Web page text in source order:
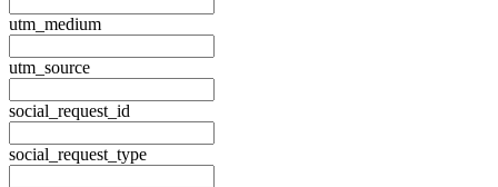
utm_medium
utm_source
social_request_id
social_request_type